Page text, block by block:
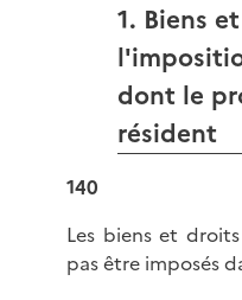
1. Biens
dont le
résident
140
Les biens et
pas être imposés